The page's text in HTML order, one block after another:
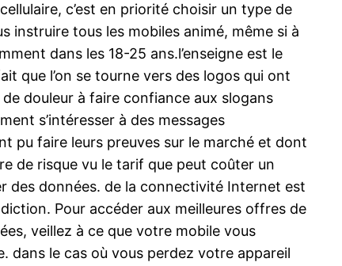
c’est en priorité choisir un type de
instruire tous les mobiles animé, même si à
dans les 18-25 ans.l’enseigne est le
que l’on se tourne vers des logos qui ont
douleur à faire confiance aux slogans
s’intéresser à des messages
pu faire leurs preuves sur le marché et dont
de risque vu le tarif que peut coûter un
des données. de la connectivité Internet est
Pour accéder aux meilleures offres de
veillez à ce que votre mobile vous
le cas où vous perdez votre appareil